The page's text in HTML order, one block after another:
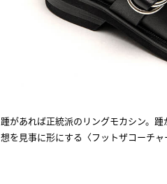
踵があれば正統派のリングモカシン。
想を見事に形にする〈フットザコーチャ